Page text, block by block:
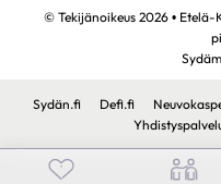
© Tekijänoikeus 2026 • Etelä-
Sydän.fi Defi.fi